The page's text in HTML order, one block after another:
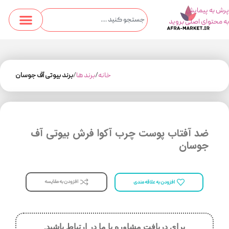
پرش به پیمایش
به محتوای اصلی بروید
خانه برند ها برند بیوتی آف جوسان
ضد آفتاب پوست چرب آکوا فرش بیوتی آف
جوسان
افزودن به علاقه مندی افزودن به مقایسه
برای دریافت مشاوره با ما در ارتباط باشید.